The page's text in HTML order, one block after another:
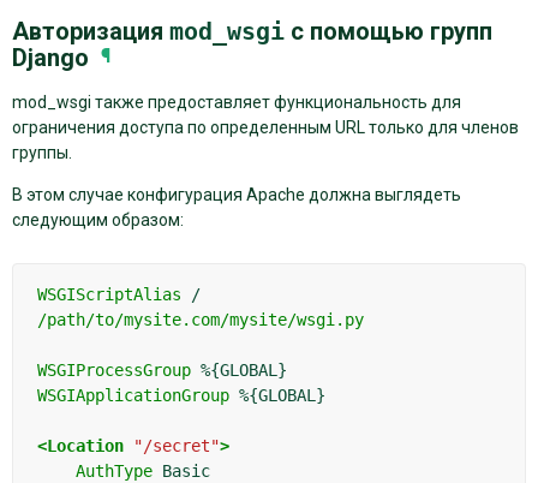
Авторизация mod_wsgi с помощью групп
Django ¶
mod_wsgi также предоставляет функциональность для
ограничения доступа по определенным URL только для членов
группы.
В этом случае конфигурация Apache должна выглядеть
следующим образом:
WSGIScriptAlias
/
/path/to/mysite.com/mysite/wsgi.py
WSGIProcessGroup
WSGIApplicationGroup %{GLOBAL}
<Location "/secret">
AuthType